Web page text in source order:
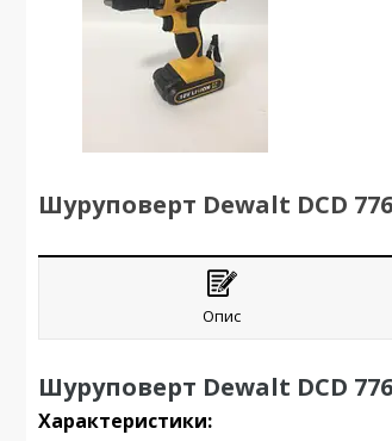
Шуруповерт Dewalt DCD
Опис
Шуруповерт Dewalt DCD
Характеристики: